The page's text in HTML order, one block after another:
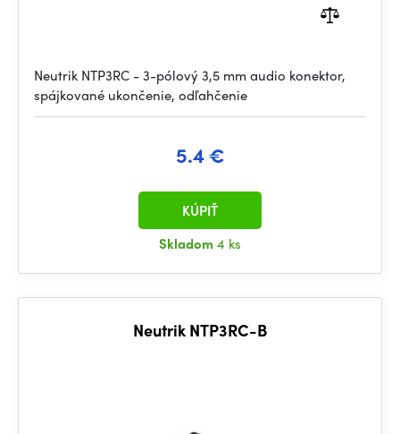
Neutrik NTP3RC - 3-pólový 3,5 mm audio konektor,
spájkované ukončenie, odľahčenie
5.4 €
Skladom4 ks
KÚPIŤ
Neutrik NTP3RC-B